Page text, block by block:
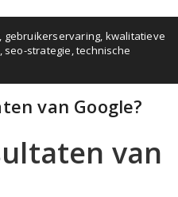
, gebruikerservaring, kwalitatieve
, seo-strategie,technische
van Google?
van